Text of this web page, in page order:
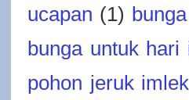
ucapan (1)
bunga untuk hari
pohon jeruk imlek